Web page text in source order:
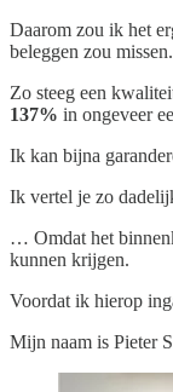
Daarom zou ik het
beleggen zou missen.
Zo steeg een
137% in ongeveer
Ik kan bijna
Ik vertel je zo
… Omdat het
kunnen krijgen.
Voordat ik hierop
Mijn naam is Pieter